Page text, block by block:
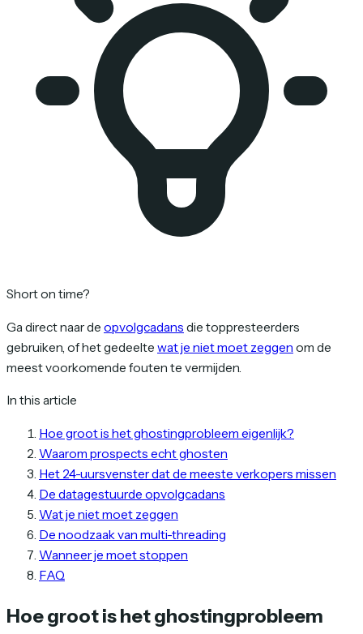
Short on time?
Ga direct naar de opvolgcadans die toppresteerders
gebruiken, of het gedeelte wat je niet moet zeggen om de
meest voorkomende fouten te vermijden.
In this article
Hoe groot is het ghostingprobleem eigenlijk?
Waarom prospects echt ghosten
Het 24-uursvenster dat de meeste verkopers missen
De datagestuurde opvolgcadans
Wat je niet moet zeggen
De noodzaak van multi-threading
Wanneer je moet stoppen
FAQ
Hoe groot is het ghostingprobleem